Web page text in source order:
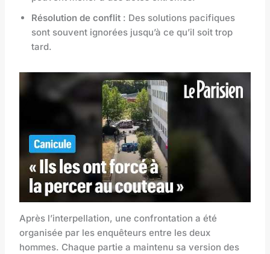
Résolution de conflit : Des solutions pacifiques
sont souvent ignorées jusqu’à ce qu’il soit trop
tard.
Après l’interpellation, une confrontation a été
organisée par les enquêteurs entre les deux
hommes. Chaque partie a maintenu sa version des